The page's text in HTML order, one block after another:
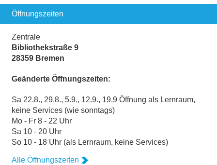
Öffnungszeiten
Zentrale
Bibliothekstraße 9
28359 Bremen
Geänderte Öffnungszeiten:
Sa 22.8., 29.8., 5.9., 12.9., 19.9 Öffnung als Lernraum,
keine Services (wie sonntags)
Mo - Fr 8 - 22 Uhr
Sa 10 - 20 Uhr
So 10 - 18 Uhr (als Lernraum, keine Services)
Alle Öffnungszeiten